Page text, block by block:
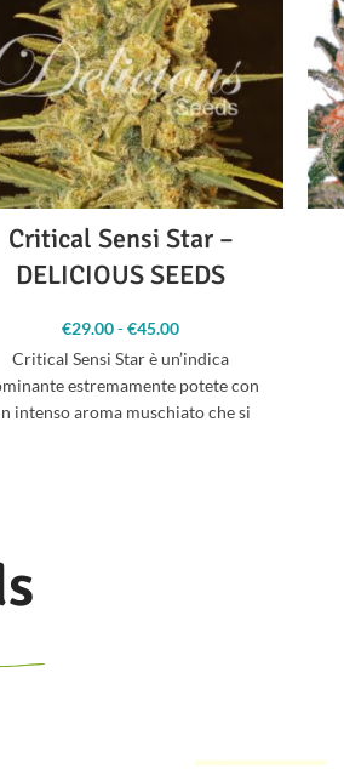
Critical Sensi Star –
DELICIOUS SEEDS
€29.00-€45.00
prezzo: da
€29.00 a
€45.00
Critical Sensi Star è un’indica
estremamente potete con
intenso aroma muschiato che si